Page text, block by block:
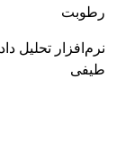
رطوبت
نرم‌افزار تحلیل
طیفی